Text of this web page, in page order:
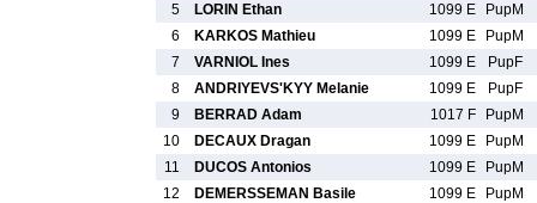
5
LORIN Ethan 1099 E
PupM
6
KARKOS Mathieu 1099 E
PupM
7
VARNIOL Ines 1099 E
PupF
8
ANDRIYEVS'KYY Melanie 1099 E
PupF
9
BERRAD Adam 1017 F
PupM
10
DECAUX Dragan 1099 E
PupM
11
DUCOS Antonios 1099 E
PupM
12
DEMERSSEMAN Basile 1099 E
PupM